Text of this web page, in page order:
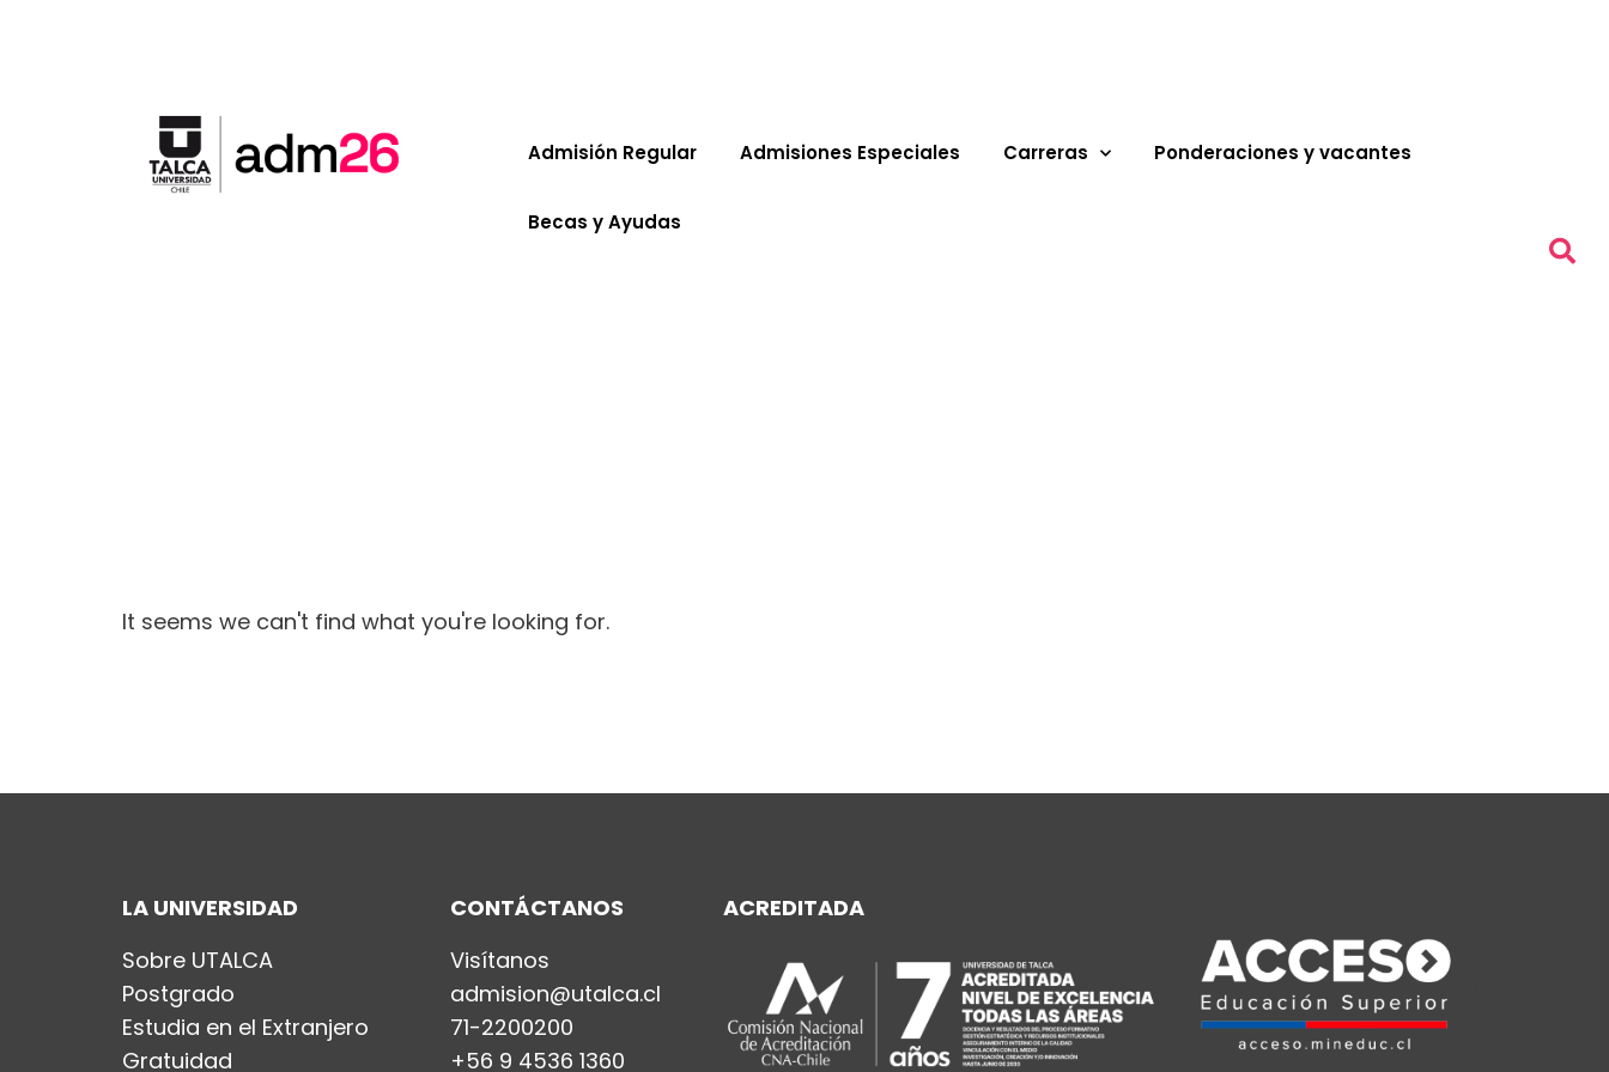
Admisión Regular Admisiones Especiales Carreras Ponderaciones y vacantes
Becas y Ayudas
It seems we can't find what you're looking for.
LA UNIVERSIDAD
Sobre UTALCA
Postgrado
Estudia en el Extranjero
Gratuidad
CONTÁCTANOS
Visítanos
admision@utalca.cl
71-2200200
+56 9 4536 1360
ACREDITADA